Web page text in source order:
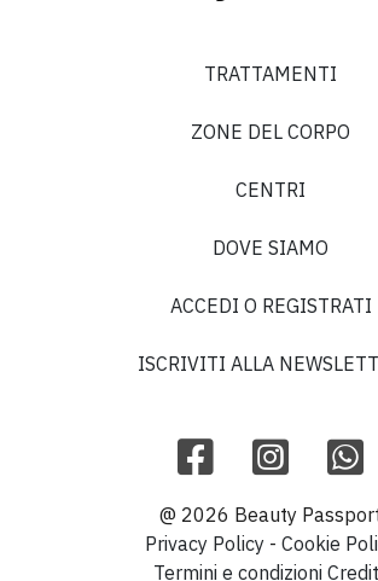
TRATTAMENTI
ZONE DEL CORPO
CENTRI
DOVE SIAMO
ACCEDI O REGISTRATI
ISCRIVITI ALLA
@ 2026 Beauty
Privacy Policy - Cookie
Termini e condizioni